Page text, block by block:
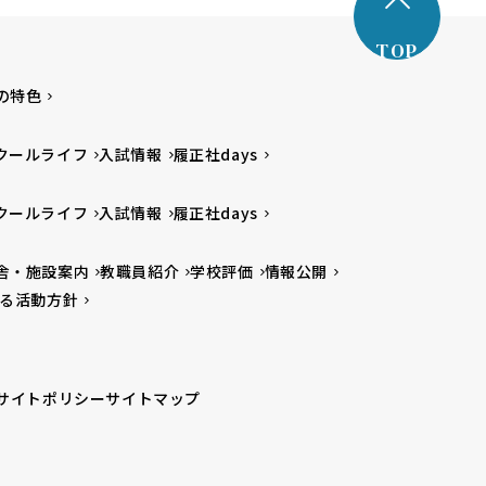
TOP
特色
ールライフ 入試情報 履正社days
ールライフ 入試情報 履正社days
・施設案内 教職員紹介 学校評価 情報公開
活動方針
イトポリシーサイトマップ